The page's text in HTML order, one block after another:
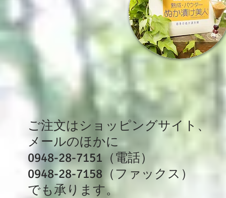
ご注文はショッピングサイト、
メールのほかに
0948-28-7151（電話）
0948-28-7158（ファックス）
でも承ります。